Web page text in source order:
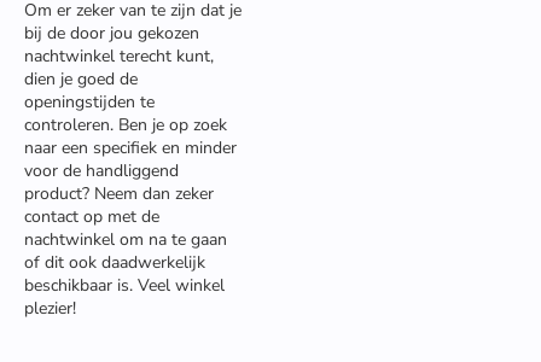
Om er zeker van te zijn dat je
bij de door jou gekozen
nachtwinkel terecht kunt,
dien je goed de
openingstijden te
controleren. Ben je op zoek
naar een specifiek en minder
voor de handliggend
product? Neem dan zeker
contact op met de
nachtwinkel om na te gaan
of dit ook daadwerkelijk
beschikbaar is. Veel winkel
plezier!